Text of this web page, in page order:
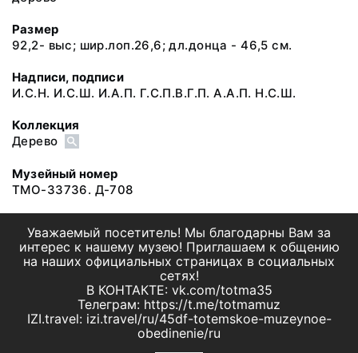
Размер
92,2- выс; шир.лоп.26,6; дл.донца - 46,5 см.
Надписи, подписи
И.С.Н. И.С.Ш. И.А.П. Г.С.П.В.Г.П. А.А.П. Н.С.Ш.
Коллекция
Дерево
Музейный номер
ТМО-33736. Д-708
Уважаемый посетитель! Мы благодарны Вам за
интерес к нашему музею! Приглашаем к общению
на наших официальных страницах в социальных
сетях!
В КОНТАКТЕ: vk.com/totma35
Телеграм: https://t.me/totmamuz
IZI.travel: izi.travel/ru/45df-totemskoe-muzeynoe-
obedinenie/ru